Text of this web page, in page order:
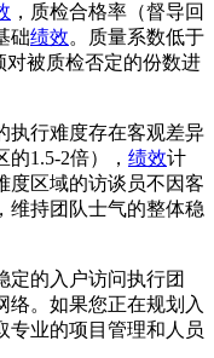
，质检合格率（督导回
础绩效。质量系数低于
对被质检否定的份数进
执行难度存在客观差异
1.5-2倍）， 绩效计
度区域的访谈员不因客
维持团队士气的整体稳
定的入户访问执行团
络。如果您正在规划入
专业的项目管理和人员